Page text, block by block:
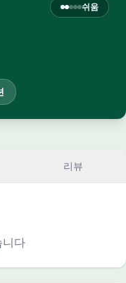
쉬움
리뷰
니다